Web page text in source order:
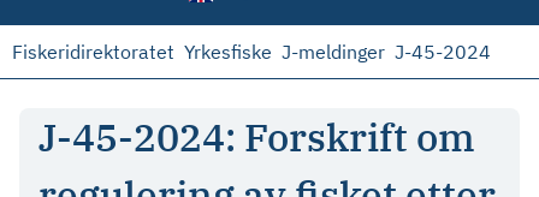
Fiskeridirektoratet Yrkesfiske J-meldinger J-45-2024
J-45-2024: Forskrift om